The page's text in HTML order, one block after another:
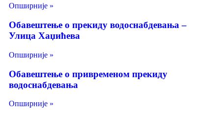
Опширније »
Обавештење о прекиду водоснабдевања –
Улица Хаџићева
Опширније »
Обавештење о привременом прекиду
водоснабдевања
Опширније »